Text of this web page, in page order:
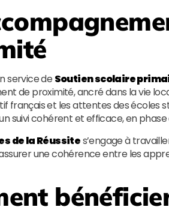
service de Soutien scolaire
de proximité, ancré dans la vie
français et les attentes des écoles
suivi cohérent et efficace, en
de la Réussites’engage à
une cohérence entre les